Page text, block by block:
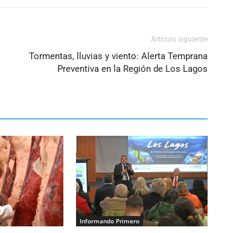
Artículo siguiente
Tormentas, lluvias y viento: Alerta Temprana
Preventiva en la Región de Los Lagos
Informando Primero